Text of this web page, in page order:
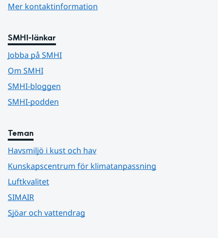
Mer kontaktinformation
SMHI-länkar
Jobba på SMHI
Om SMHI
SMHI-bloggen
SMHI-podden
Teman
Havsmiljö i kust och hav
Kunskapscentrum för klimatanpassning
Luftkvalitet
SIMAIR
Sjöar och vattendrag